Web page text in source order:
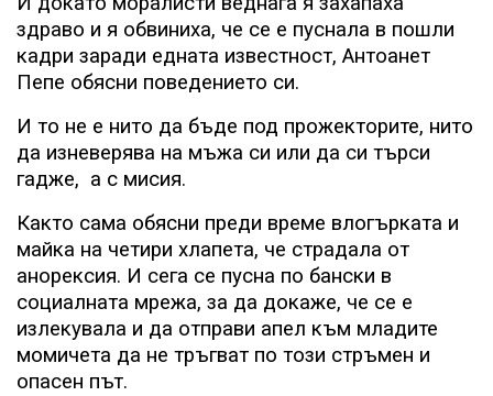
здраво и я обвиниха, че се е пуснала в пошли
кадри заради едната известност, Антоанет
Пепе обясни поведението си.
И то не е нито да бъде под прожекторите, нито
да изневерява на мъжа си или да си търси
гадже, а с мисия.
Както сама обясни преди време влогърката и
майка на четири хлапета, че страдала от
анорексия. И сега се пусна по бански в
социалната мрежа, за да докаже, че се е
излекувала и да отправи апел към младите
момичета да не тръгват по този стръмен и
опасен път.